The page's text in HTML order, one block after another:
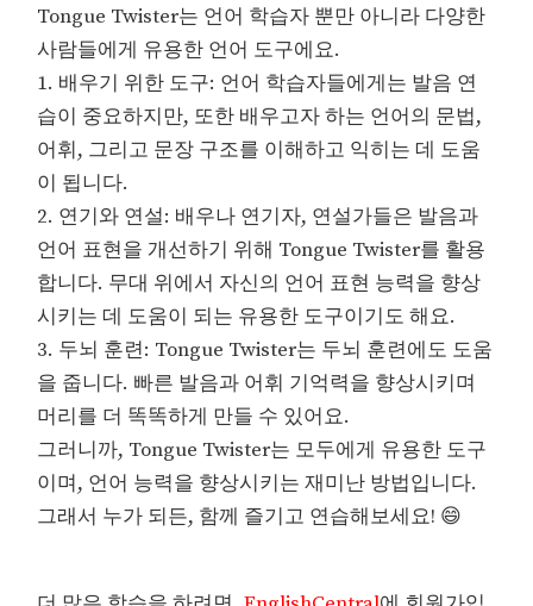
Tongue Twister는 언어 학습자 뿐만 아니라 다양한
사람들에게 유용한 언어 도구에요.
1. 배우기 위한 도구: 언어 학습자들에게는 발음 연
습이 중요하지만, 또한 배우고자 하는 언어의 문법,
어휘, 그리고 문장 구조를 이해하고 익히는 데 도움
이 됩니다.
2. 연기와 연설: 배우나 연기자, 연설가들은 발음과
언어 표현을 개선하기 위해 Tongue Twister를 활용
합니다. 무대 위에서 자신의 언어 표현 능력을 향상
시키는 데 도움이 되는 유용한 도구이기도 해요.
3. 두뇌 훈련: Tongue Twister는 두뇌 훈련에도 도움
을 줍니다. 빠른 발음과 어휘 기억력을 향상시키며
머리를 더 똑똑하게 만들 수 있어요.
그러니까, Tongue Twister는 모두에게 유용한 도구
이며, 언어 능력을 향상시키는 재미난 방법입니다.
그래서 누가 되든, 함께 즐기고 연습해보세요! 😄